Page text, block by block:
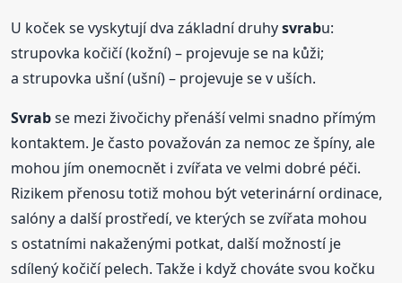
U koček se vyskytují dva základní druhysvrabu:
strupovka kočičí (kožní) – projevuje se na kůži;
a strupovka ušní (ušní) – projevuje se v uších.
Svrabse mezi živočichy přenáší velmi snadno přímým
kontaktem. Je často považován za nemoc ze špíny, ale
mohou jím onemocnět i zvířata ve velmi dobré péči.
Rizikem přenosu totiž mohou být veterinární ordinace,
salóny a další prostředí, ve kterých se zvířata mohou
s ostatními nakaženými potkat, další možností je
sdílený kočičí pelech. Takže i když chováte svou kočku